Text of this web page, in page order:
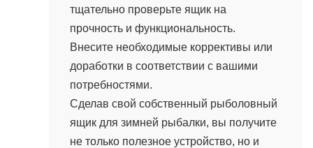
тщательно проверьте ящик на
прочность и функциональность.
Внесите необходимые коррективы или
доработки в соответствии с вашими
потребностями.
Сделав свой собственный рыболовный
ящик для зимней рыбалки, вы получите
не только полезное устройство, но и